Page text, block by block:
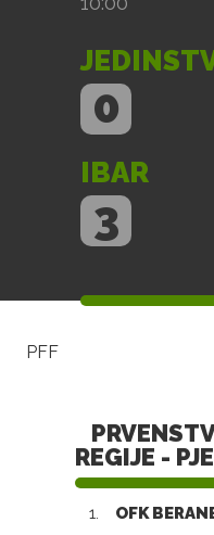
0
IBAR
3
PFF
REGIJE -
1. OFK